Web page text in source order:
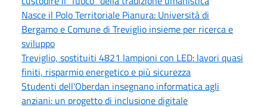
Nasce il Polo Territoriale Pianura: Università di
Bergamo e Comune di Treviglio insieme per ricerca e
sviluppo
Treviglio, sostituiti 4821 lampioni con LED: lavori quasi
finiti, risparmio energetico e più sicurezza
Studenti dell'Oberdan insegnano informatica agli
anziani: un progetto di inclusione digitale